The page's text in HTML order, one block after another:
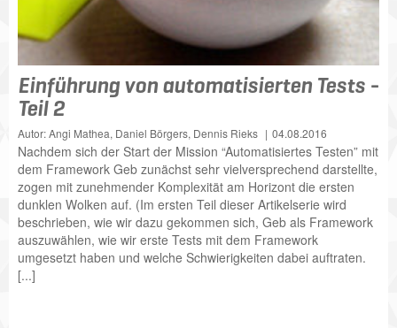
Einführung von automatisierten Tests -
Teil 2
Autor: Angi Mathea, Daniel Börgers, Dennis Rieks 04.08.2016
Nachdem sich der Start der Mission “Automatisiertes Testen” mit
dem Framework Geb zunächst sehr vielversprechend darstellte,
zogen mit zunehmender Komplexität am Horizont die ersten
dunklen Wolken auf. (Im ersten Teil dieser Artikelserie wird
beschrieben, wie wir dazu gekommen sich, Geb als Framework
auszuwählen, wie wir erste Tests mit dem Framework
umgesetzt haben und welche Schwierigkeiten dabei auftraten.
[...]